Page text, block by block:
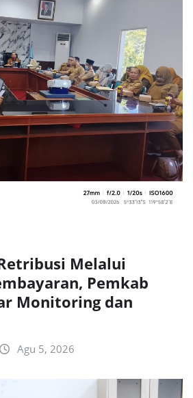
Melalui
Pemkab
Monitoring dan
Agu 5, 2026